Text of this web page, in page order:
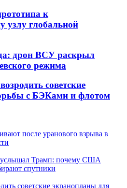
к
узлу глобальной
дрон ВСУ раскрыл
режима
советские
с БЭКами и флотом
после уранового взрыва в
Трамп: почему США
спутники
советские экранопланы для